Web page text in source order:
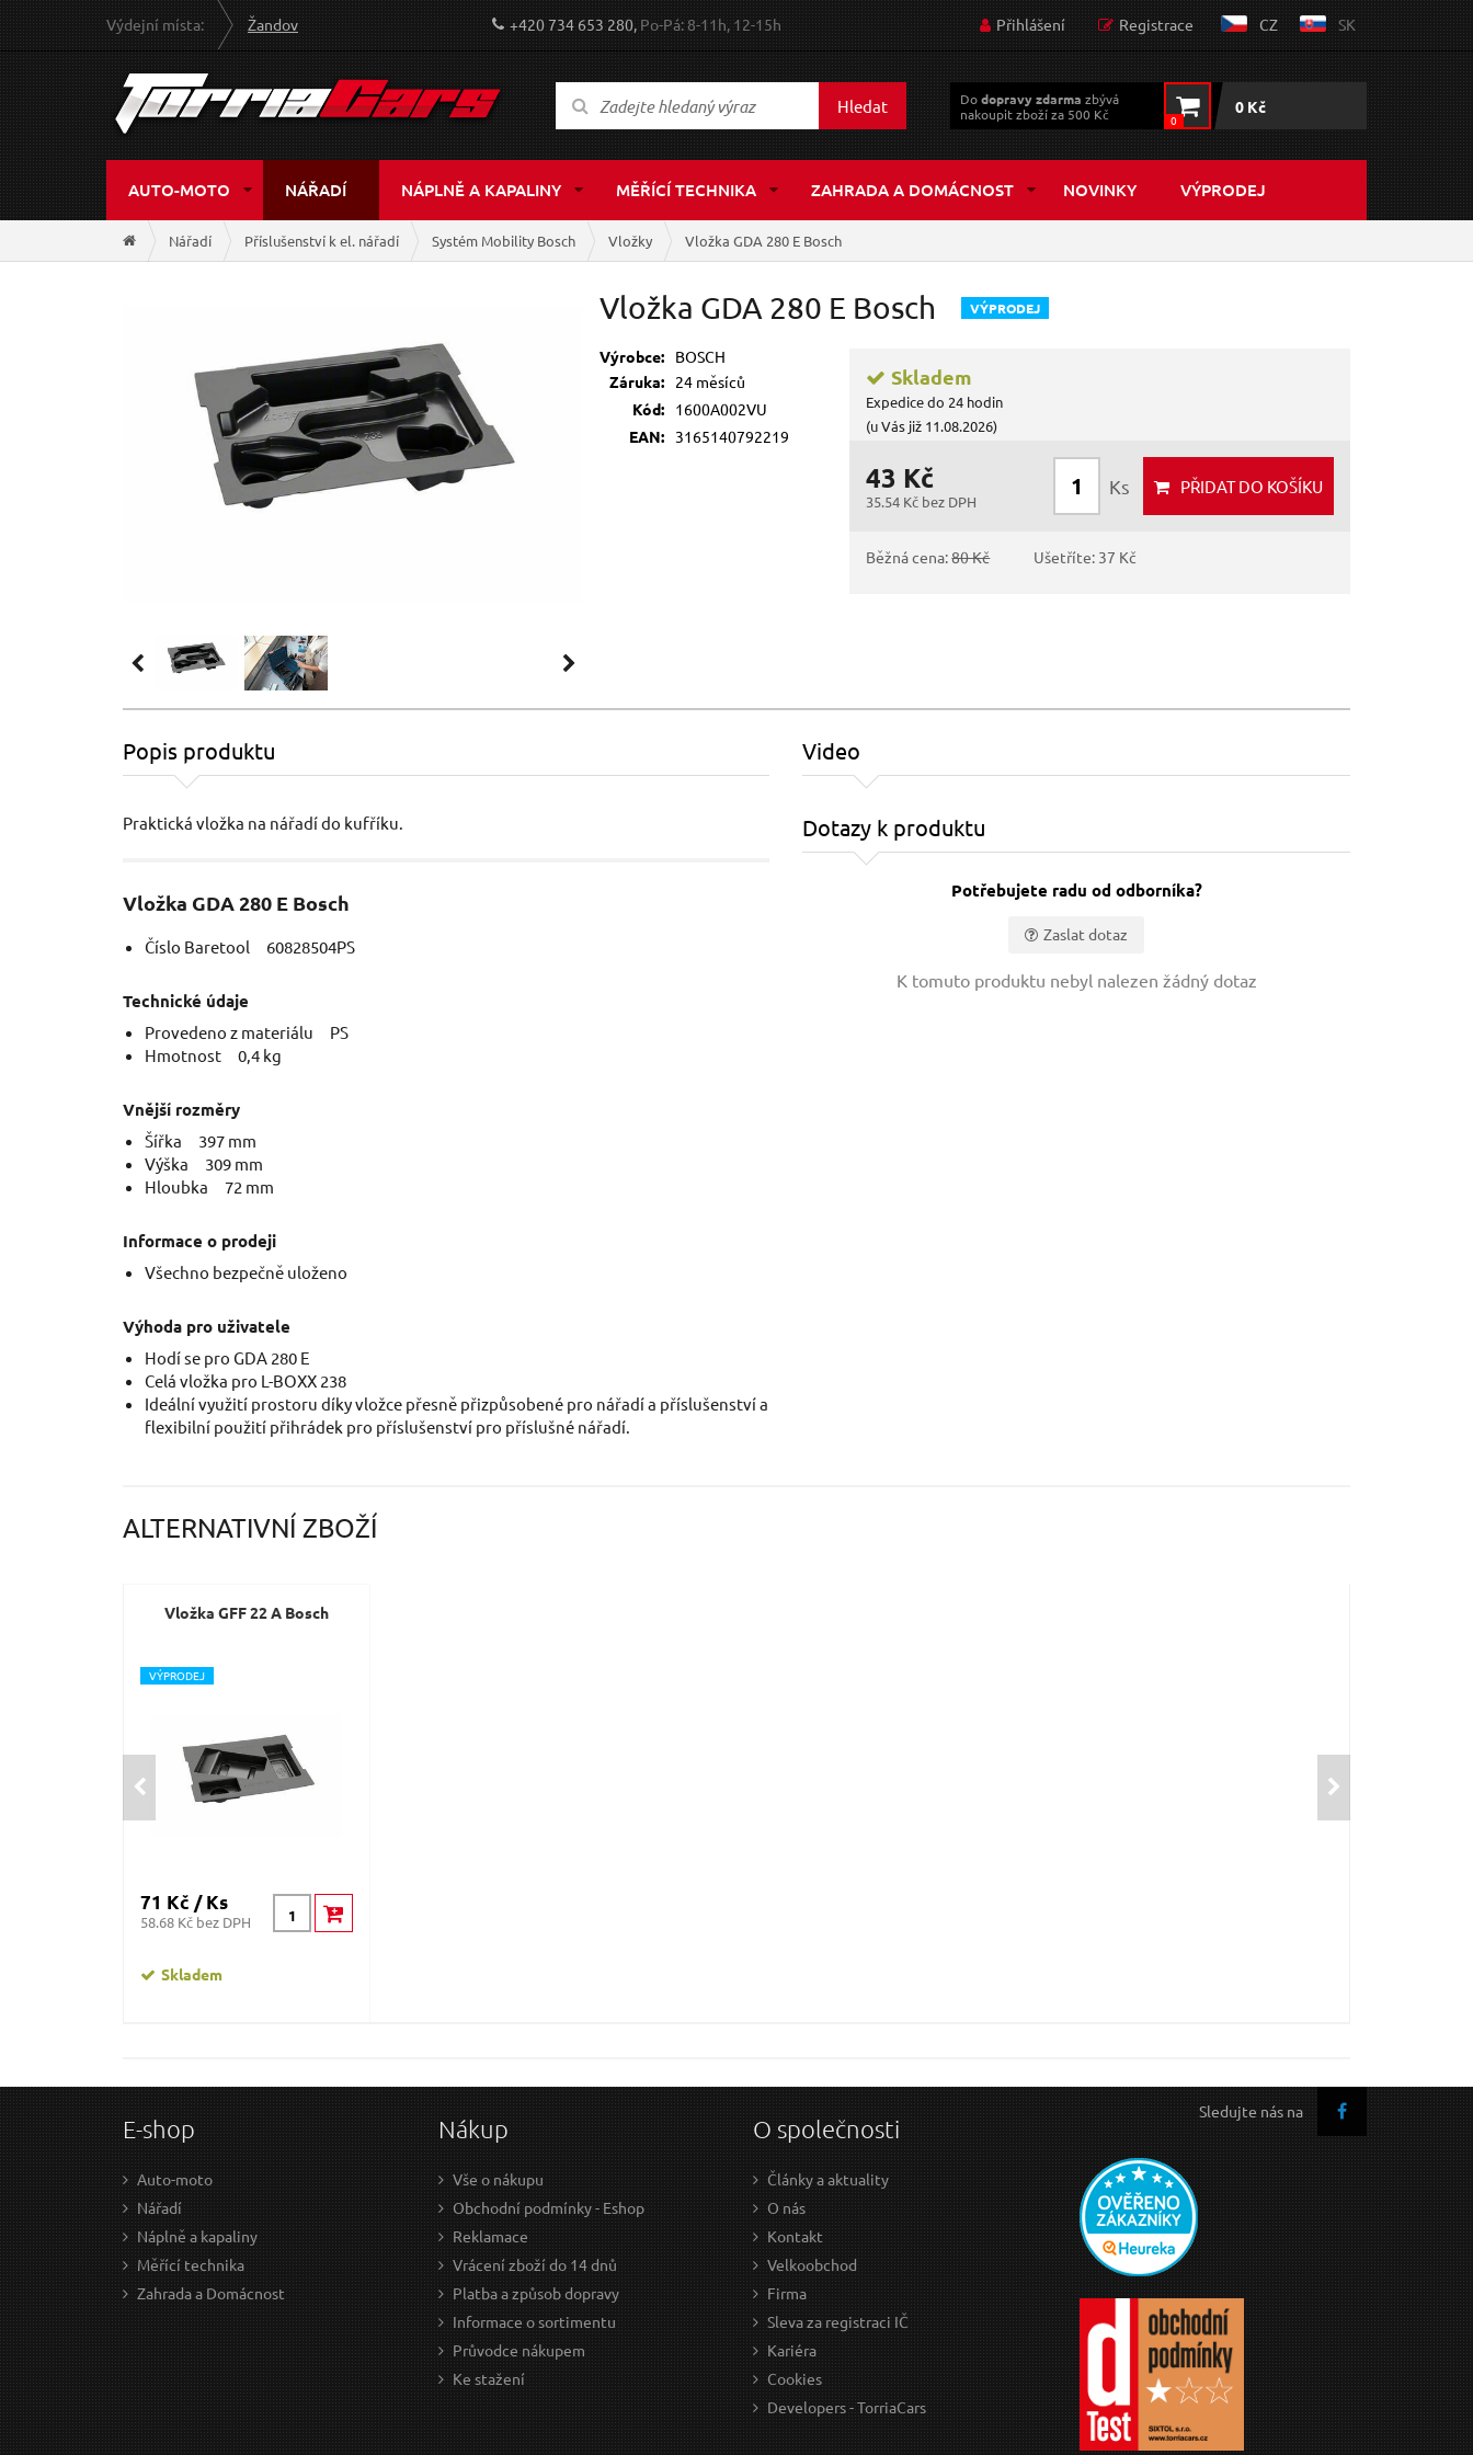
Výdejní místa: Žandov +420 734 653 280,Po-Pá: 8-11h, 12-15h Přihlášení Registrace CZ SK
Hledat Dodopravy zdarma zbývá
nakoupit zboží za 500 Kč
0
0 Kč
AUTO-MOTO NÁŘADÍ NÁPLNĚ A KAPALINY MĚŘÍCÍ TECHNIKA ZAHRADA A DOMÁCNOST NOVINKY VÝPRODEJ
Nářadí Příslušenství k el. nářadí Systém Mobility Bosch Vložky Vložka GDA 280 E Bosch
Vložka GDA 280 E Bosch VÝPRODEJ
Výrobce:
BOSCH
Záruka:
24 měsíců
Kód:
1600A002VU
EAN:
3165140792219
Skladem
Expedice do 24 hodin
(u Vás již 11.08.2026)
43 Kč
35.54 Kč bez DPH
Ks PŘIDATDO KOŠÍKU
Běžná cena:80 Kč Ušetříte: 37 Kč
Popis produktu
Praktická vložka na nářadí do kufříku.
Vložka GDA 280 E Bosch
Číslo Baretool 60828504PS
Technické údaje
Provedeno z materiálu PS
Hmotnost 0,4 kg
Vnější rozměry
Šířka 397 mm
Výška 309 mm
Hloubka 72 mm
Informace o prodeji
Všechno bezpečně uloženo
Výhoda pro uživatele
Hodí se pro GDA 280 E
Celá vložka pro L-BOXX 238
Ideální využití prostoru díky vložce přesně přizpůsobené pro nářadí a příslušenství a
flexibilní použití přihrádek pro příslušenství pro příslušné nářadí.
Video
Dotazy k produktu
Potřebujete radu od odborníka?
Zaslat dotaz
K tomuto produktu nebyl nalezen žádný dotaz
ALTERNATIVNÍ ZBOŽÍ
Vložka GFF 22 A Bosch
VÝPRODEJ
71 Kč / Ks
58.68 Kč bez DPH
Skladem
Sledujte nás na
E-shop
Auto-moto
Nářadí
Náplně a kapaliny
Měřící technika
Zahrada a Domácnost
Nákup
Vše o nákupu
Obchodní podmínky - Eshop
Reklamace
Vrácení zboží do 14 dnů
Platba a způsob dopravy
Informace o sortimentu
Průvodce nákupem
Ke stažení
O společnosti
Články a aktuality
O nás
Kontakt
Velkoobchod
Firma
Sleva za registraci IČ
Kariéra
Cookies
Developers - TorriaCars